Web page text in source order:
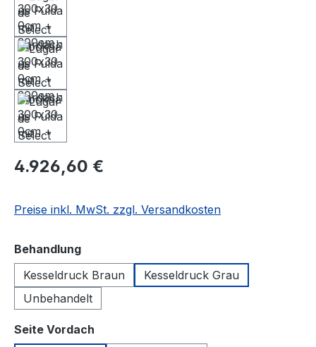
4.926,60 €
Preise inkl. MwSt. zzgl. Versandkosten
Behandlungauswählen
Kesseldruck Braun
Kesseldruck Grau
Unbehandelt
Seite Vordach